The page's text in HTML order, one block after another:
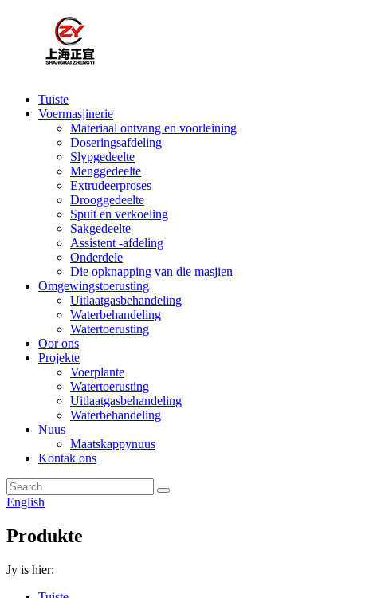
Tuiste
Voermasjinerie
Materiaal ontvang en voorleining
Doseringsafdeling
Slypgedeelte
Menggedeelte
Extrudeerproses
Drooggedeelte
Spuit en verkoeling
Sakgedeelte
Assistent -afdeling
Onderdele
Die opknapping van die masjien
Omgewingstoerusting
Uitlaatgasbehandeling
Waterbehandeling
Watertoerusting
Oor ons
Projekte
Voerplante
Watertoerusting
Uitlaatgasbehandeling
Waterbehandeling
Nuus
Maatskappynuus
Kontak ons
English
Produkte
Jy is hier: